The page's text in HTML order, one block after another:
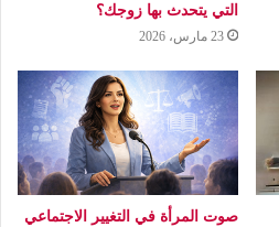
التي يتحدث بها زوجك؟
23 مارس، 2026
صوت المرأة في التغيير الاجتماعي